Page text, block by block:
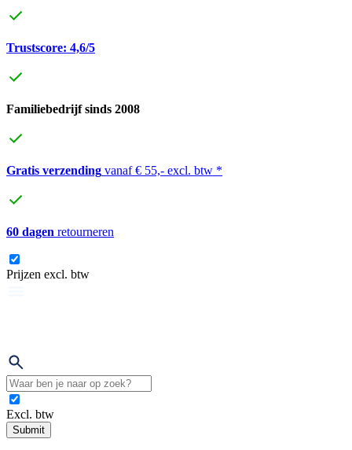
Trustscore: 4,6/5
Familiebedrijf sinds 2008
Gratis verzending vanaf € 55,- excl. btw *
60 dagen retourneren
Prijzen excl. btw
Excl. btw
Submit